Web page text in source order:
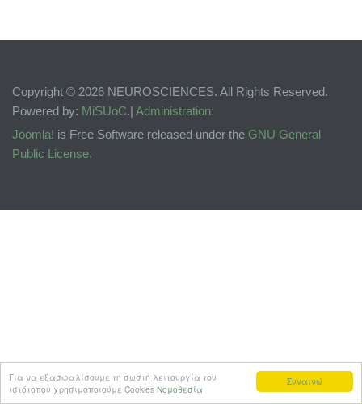
Συναινώ
Για να εξασφαλίσουμε τη σωστή λειτουργία του
ιστότοπου χρησιμοποιούμε Cookies Νομοθεσία
Copyright © 2026 NEUROSCIENCES. All Rights Reserved.
Powered by: MiSUoC.| Administration:
Joomla! is Free Software released under the GNU General
Public License.